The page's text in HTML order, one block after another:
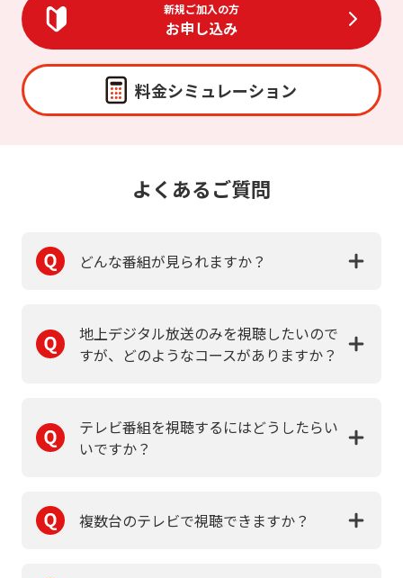
新規ご加入の方
お申し込み
料金シミュレーション
よくあるご質問
どんな番組が見られますか？
地上デジタル放送のみを視聴したいので
すが、どのようなコースがありますか？
テレビ番組を視聴するにはどうしたらい
いですか？
複数台のテレビで視聴できますか？